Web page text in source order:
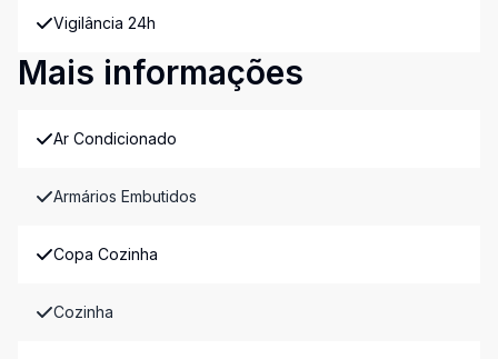
Vigilância 24h
Mais informações
Ar Condicionado
Armários Embutidos
Copa Cozinha
Cozinha